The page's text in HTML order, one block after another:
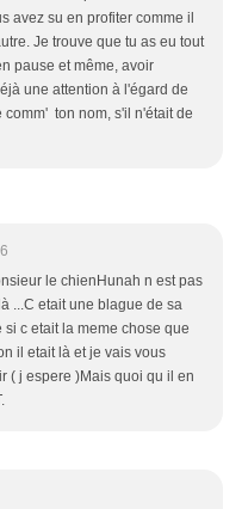
avez su en profiter comme il
Je trouve que tu as eu tout
pause et même, avoir
une attention à l'égard de
ton nom, s'il n'était de
le chienHunah n est pas
...C etait une blague de sa
c etait la meme chose que
il etait là et je vais vous
( j espere )Mais quoi qu il en